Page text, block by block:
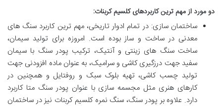
دو مورد از مهم ترین کاربردهای کلسیم کربنات:
ساختمان سازی: در تمام ادوار تاریخی، مهم ترین کاربرد سنگ های
معدنی در ساخت و ساز بوده است. امروزه برای تولید سیمان،
ساخت سنگ های زینتی و آنتیک، ترکیب پودر سنگ با سیمان
سفید جهت درزگیری کاشی و سرامیک، به عنوان ماده افزودنی جهت
تولید چسب کاشی، تهیه بلوک سبک و روفتایل و همچنین در
کارهای هنری مثل مجسمه سازی با عنوان پودر سنگ متا کاربرد
دارد. علاوه بر پودر سنگ، سنگ نمره کلسیم کربنات نیز در ساختمان